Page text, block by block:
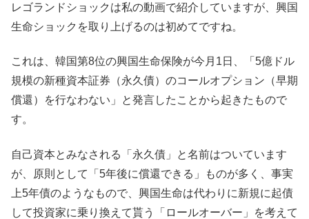
レゴランドショックは私の動画で紹介していますが、興国
生命ショックを取り上げるのは初めてですね。
これは、韓国第8位の興国生命保険が今月1日、「5億ドル
規模の新種資本証券（永久債）のコールオプション（早期
償還）を行なわない」と発言したことから起きたもので
す。
自己資本とみなされる「永久債」と名前はついています
が、原則として「5年後に償還できる」ものが多く、事実
上5年債のようなもので、興国生命は代わりに新規に起債
して投資家に乗り換えて貰う「ロールオーバー」を考えて